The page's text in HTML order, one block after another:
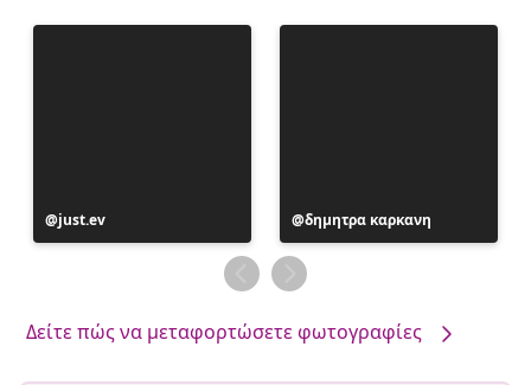
Η
ανάρτηση
just.ev
Η
ανάρτηση
δημοσιεύθηκε
από
δημητρα καρκανη
Δείτε πώς να μεταφορτώσετε φωτογραφίες